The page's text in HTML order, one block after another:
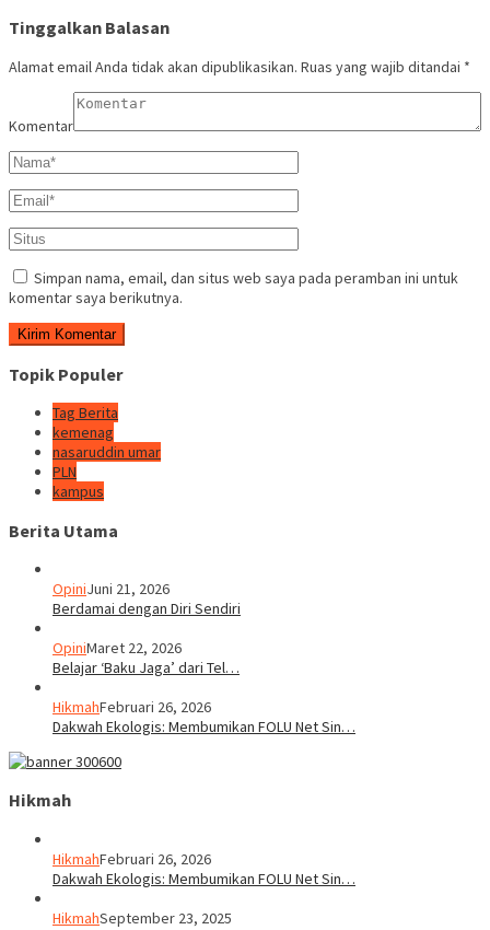
Tinggalkan Balasan
Alamat email Anda tidak akan dipublikasikan. Ruas yang wajib ditandai *
Komentar
Simpan nama, email, dan situs web saya pada peramban ini untuk
komentar saya berikutnya.
Topik Populer
Tag Berita
kemenag
nasaruddin umar
PLN
kampus
Berita Utama
OpiniJuni 21, 2026
Berdamai dengan Diri Sendiri
OpiniMaret 22, 2026
Belajar ‘Baku Jaga’ dari Tel…
HikmahFebruari 26, 2026
Dakwah Ekologis: Membumikan FOLU Net Sin…
Hikmah
HikmahFebruari 26, 2026
Dakwah Ekologis: Membumikan FOLU Net Sin…
HikmahSeptember 23, 2025